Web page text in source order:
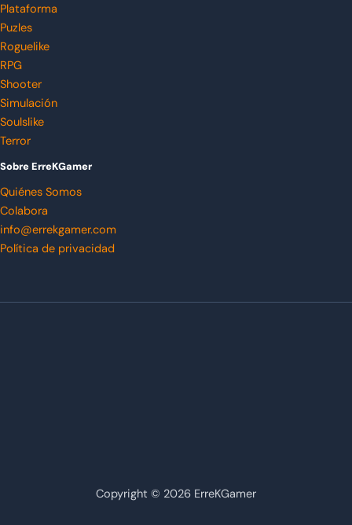
Plataforma
Puzles
Roguelike
RPG
Shooter
Simulación
Soulslike
Terror
Sobre ErreKGamer
Quiénes Somos
Colabora
info@errekgamer.com
Política de privacidad
Copyright © 2026 ErreKGamer